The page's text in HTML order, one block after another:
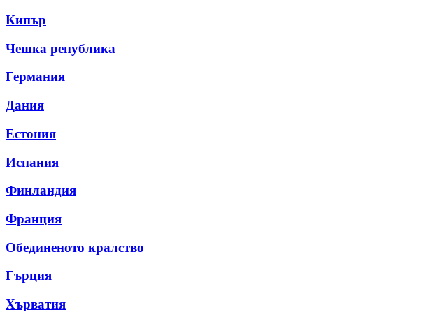
Кипър
Чешка република
Германия
Дания
Естония
Испания
Финландия
Франция
Обединеното кралство
Гърция
Хърватия